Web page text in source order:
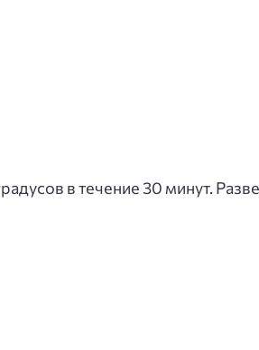
в течение 30 минут.